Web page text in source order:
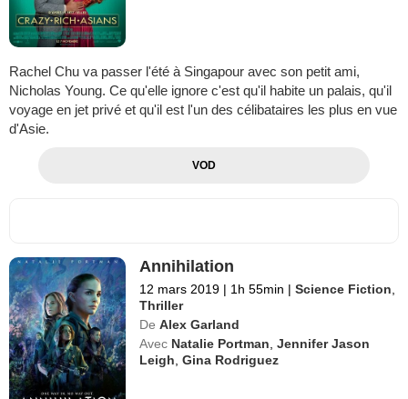
Rachel Chu va passer l'été à Singapour avec son petit ami,
Nicholas Young. Ce qu'elle ignore c'est qu'il habite un palais, qu'il
voyage en jet privé et qu'il est l'un des célibataires les plus en vue
d'Asie.
VOD
Annihilation
12 mars 2019 | 1h 55min | Science Fiction
Thriller
De Alex Garland
Avec Natalie Portman ,Jennifer Jason
Leigh ,Gina Rodriguez